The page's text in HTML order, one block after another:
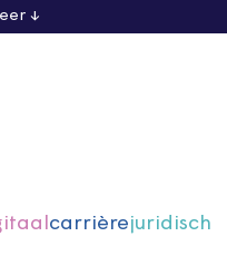
carrièrejuridisch